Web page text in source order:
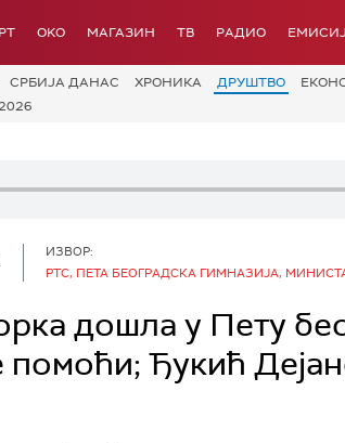
OKO МАГАЗИН ТВ РАДИО
СРБИЈА ДАНАС ХРОНИКА ДРУШТВО
ИЗВОР:
РТС, ПЕТА БЕОГРАДСКА ГИМНАЗИЈА,
дошла у Пету
помоћи; Ђукић